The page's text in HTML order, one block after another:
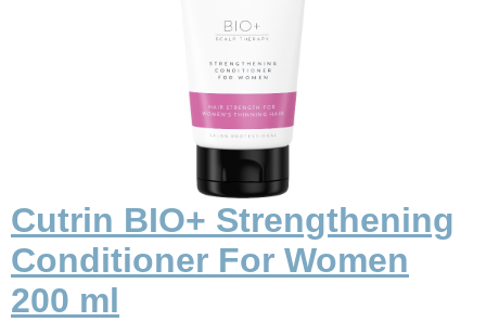
Cutrin BIO+ Strengthening
Conditioner For Women
200 ml